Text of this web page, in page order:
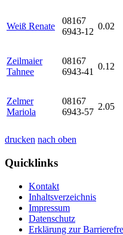
Weiß Renate
08167
6943-12
0.02
Zeilmaier
Tahnee
08167
6943-41
0.12
Zelmer
Mariola
08167
6943-57
2.05
drucken nach oben
Quicklinks
Kontakt
Inhaltsverzeichnis
Impressum
Datenschutz
Erklärung zur